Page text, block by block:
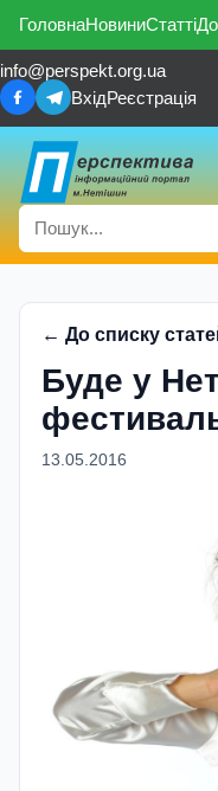
ГоловнаНовиниСтатті
info@perspekt.org.ua
ВхідРеєстрація
← До списку
Буде у
13.05.2016